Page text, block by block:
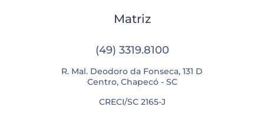
Matriz
(49) 3319.8100
R. Mal. Deodoro da Fonseca, 131 D
Centro, Chapecó - SC
CRECI/SC 2165-J